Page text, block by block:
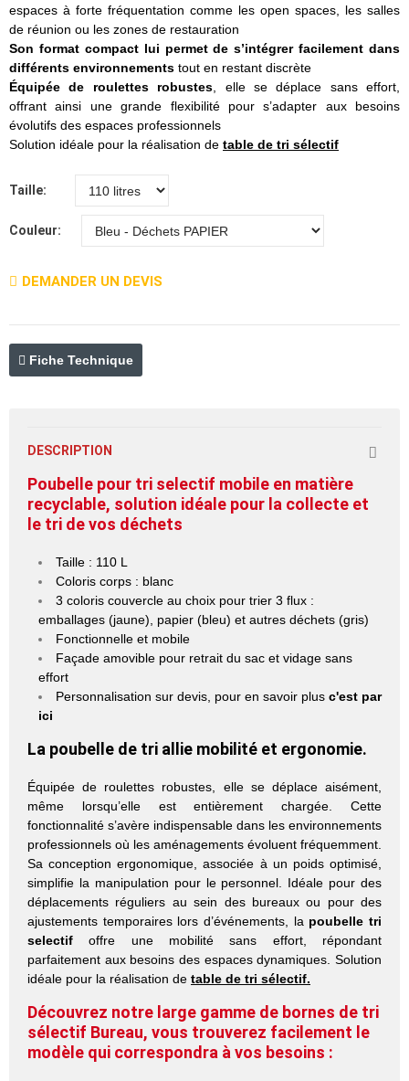
espaces à forte fréquentation comme les open spaces, les salles
de réunion ou les zones de restauration
Son format compact lui permet de s’intégrer facilement dans
différents environnements tout en restant discrète
Équipée de roulettes robustes , elle se déplace sans effort,
offrant ainsi une grande flexibilité pour s’adapter aux besoins
évolutifs des espaces professionnels
Solution idéale pour la réalisation de table de tri sélectif
Taille
Couleur
DEMANDER UN DEVIS
Fiche Technique
DESCRIPTION
Poubelle pour tri selectif mobile en matière
recyclable, solution idéale pour la collecte et
le tri de vos déchets
Taille : 110 L
Coloris corps : blanc
3 coloris couvercle au choix pour trier 3 flux :
emballages (jaune), papier (bleu) et autres déchets (gris)
Fonctionnelle et mobile
Façade amovible pour retrait du sac et vidage sans
effort
Personnalisation sur devis, pour en savoir plus c'est par
ici
La poubelle de tri allie mobilité et ergonomie.
Équipée de roulettes robustes, elle se déplace aisément,
même lorsqu’elle est entièrement chargée. Cette
fonctionnalité s’avère indispensable dans les environnements
professionnels où les aménagements évoluent fréquemment.
Sa conception ergonomique, associée à un poids optimisé,
simplifie la manipulation pour le personnel. Idéale pour des
déplacements réguliers au sein des bureaux ou pour des
ajustements temporaires lors d’événements, la poubelle tri
selectif offre une mobilité sans effort, répondant
parfaitement aux besoins des espaces dynamiques. Solution
idéale pour la réalisation de table de tri sélectif.
Découvrez notre large gamme de bornes de tri
sélectif Bureau, vous trouverez facilement le
modèle qui correspondra à vos besoins :